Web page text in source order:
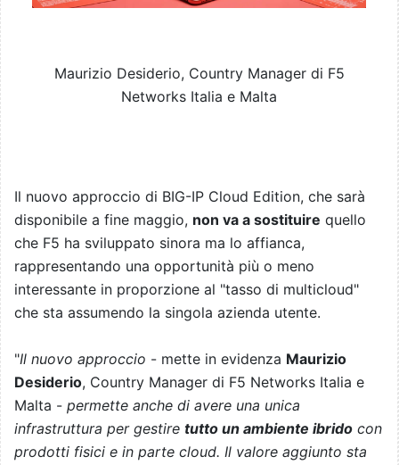
Maurizio Desiderio, Country Manager di F5
Networks Italia e Malta
Il nuovo approccio di BIG-IP Cloud Edition, che sarà
disponibile a fine maggio, non va a sostituire quello
che F5 ha sviluppato sinora ma lo affianca,
rappresentando una opportunità più o meno
interessante in proporzione al "tasso di multicloud"
che sta assumendo la singola azienda utente.
"Il nuovo approccio - mette in evidenza Maurizio
Desiderio, Country Manager di F5 Networks Italia e
Malta - permette anche di avere una unica
infrastruttura per gestire tutto un ambiente ibrido con
prodotti fisici e in parte cloud. Il valore aggiunto sta